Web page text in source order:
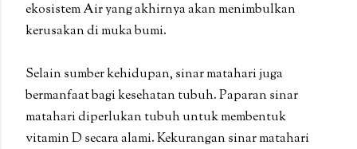
ekosistem Air yang akhirnya akan menimbulkan
kerusakan di muka bumi.
Selain sumber kehidupan, sinar matahari juga
bermanfaat bagi kesehatan tubuh. Paparan sinar
matahari diperlukan tubuh untuk membentuk
vitamin D secara alami. Kekurangan sinar matahari